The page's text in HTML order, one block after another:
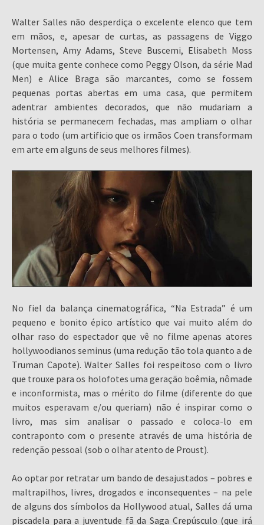
Walter Salles não desperdiça o excelente elenco que tem
em mãos, e, apesar de curtas, as passagens de Viggo
Mortensen, Amy Adams, Steve Buscemi, Elisabeth Moss
(que muita gente conhece como Peggy Olson, da série Mad
Men) e Alice Braga são marcantes, como se fossem
pequenas portas abertas em uma casa, que permitem
adentrar ambientes decorados, que não mudariam a
história se permanecem fechadas, mas ampliam o olhar
para o todo (um artificio que os irmãos Coen transformam
em arte em alguns de seus melhores filmes).
No fiel da balança cinematográfica, “Na Estrada” é um
pequeno e bonito épico artístico que vai muito além do
olhar raso do espectador que vê no filme apenas atores
hollywoodianos seminus (uma redução tão tola quanto a de
Truman Capote). Walter Salles foi respeitoso com o livro
que trouxe para os holofotes uma geração boêmia, nômade
e inconformista, mas o mérito do filme (diferente do que
muitos esperavam e/ou queriam) não é inspirar como o
livro, mas sim analisar o passado e coloca-lo em
contraponto com o presente através de uma história de
redenção pessoal (sob o olhar atento de Proust).
Ao optar por retratar um bando de desajustados – pobres e
maltrapilhos, livres, drogados e inconsequentes – na pele
de alguns dos símbolos da Hollywood atual, Salles dá uma
piscadela para a juventude fã da Saga Crepúsculo (que irá